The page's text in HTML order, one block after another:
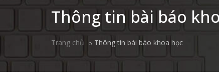
Thông tin bài báo
Trang chủ Thông tin bài báo khoa học